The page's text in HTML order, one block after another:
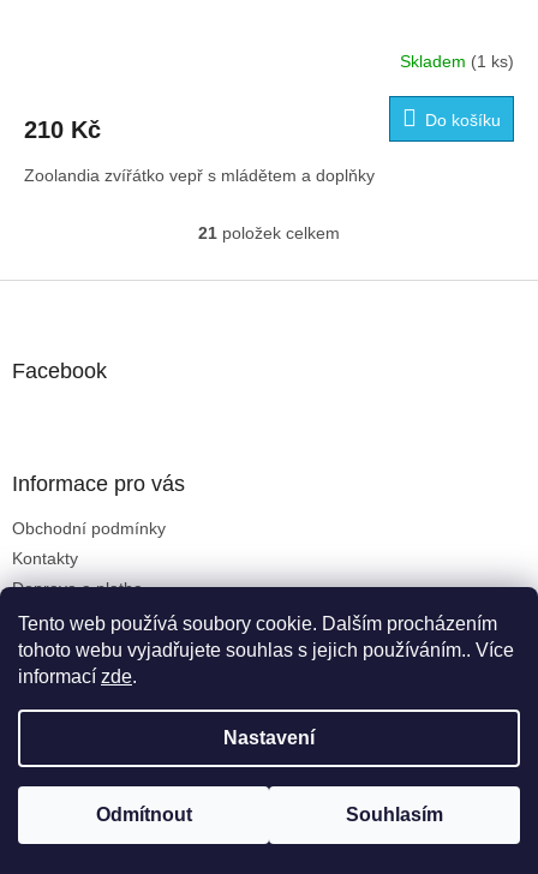
Tento web používá soubory cookie. Dalším procházením
tohoto webu vyjadřujete souhlas s jejich používáním.. Více
informací zde.
Nastavení
Odmítnout Souhlasím
Skladem (1 ks)
210 Kč Do košíku
Zoolandia zvířátko vepř s mládětem a doplňky
O
l
p
s
u
21 položek celkem
Facebook
Informace pro vás
Obchodní podmínky
Kontakty
Doprava a platba
GDPR
Kontakt
obchod@profipress.cz